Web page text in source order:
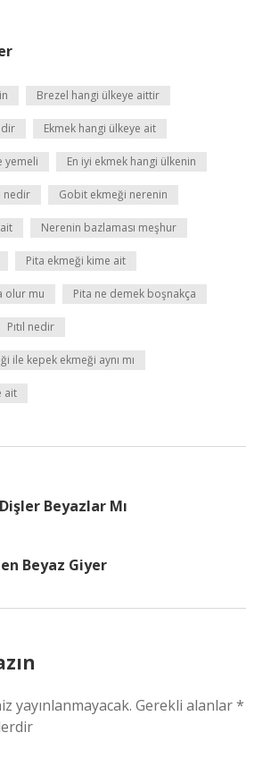
Brezel hangi ülkeye aittir
Ekmek hangi ülkeye ait
yemeli En iyi ekmek hangi ülkenin
nedir Gobit ekmeği nerenin
Nerenin bazlaması meşhur
Pita ekmeği kime ait
olur mu Pita ne demek boşnakça
Pıtıl nedir
ile kepek ekmeği aynı mı
ait
Beyazlar Mı
Beyaz Giyer
yayınlanmayacak. Gerekli alanlar*